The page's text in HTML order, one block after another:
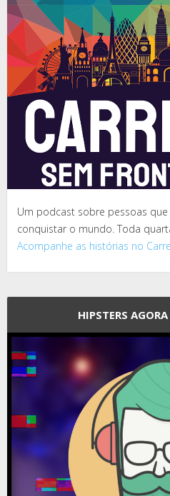
Um podcast sobre pessoas
conquistar o mundo. Toda
Acompanhe as histórias no
HIPSTERS